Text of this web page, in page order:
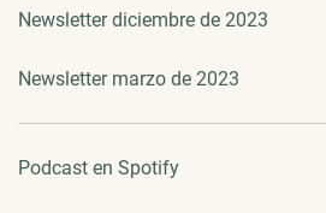
Newsletter diciembre de 2023
Newsletter marzo de 2023
Podcast en Spotify